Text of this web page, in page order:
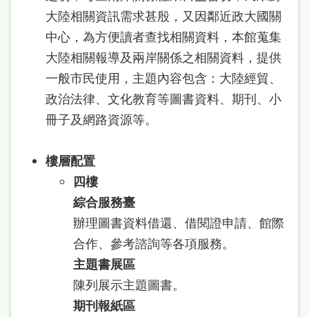
大陸相關資訊需求甚殷，又因鄰近政大國關
中心，為方便讀者查找相關資料，本館蒐集
大陸相關報導及兩岸關係之相關資料，提供
一般市民使用，主題內容包含：大陸經貿、
政治法律、文化教育等圖書資料、期刊、小
冊子及網路資源等。
樓層配置
四樓
綜合服務臺
辦理圖書資料借還、借閱證申請、館際
合作、參考諮詢等各項服務。
主題書展區
陳列展示主題圖書。
期刊報紙區